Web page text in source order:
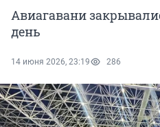
Авиагавани
день
14 июня 2026, 23:19 286